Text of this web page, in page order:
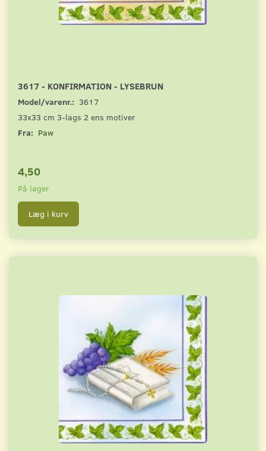
3617 - KONFIRMATION - LYSEBRUN
Model/varenr.: 3617
33x33 cm 3-lags 2 ens motiver
Fra: Paw
4,50
På lager
Læg i kurv